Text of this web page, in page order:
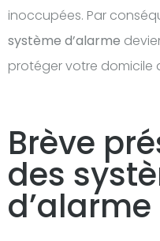
inoccupées. Par
système d’alarme
protéger votre domicile
Brève
des
d’alarme